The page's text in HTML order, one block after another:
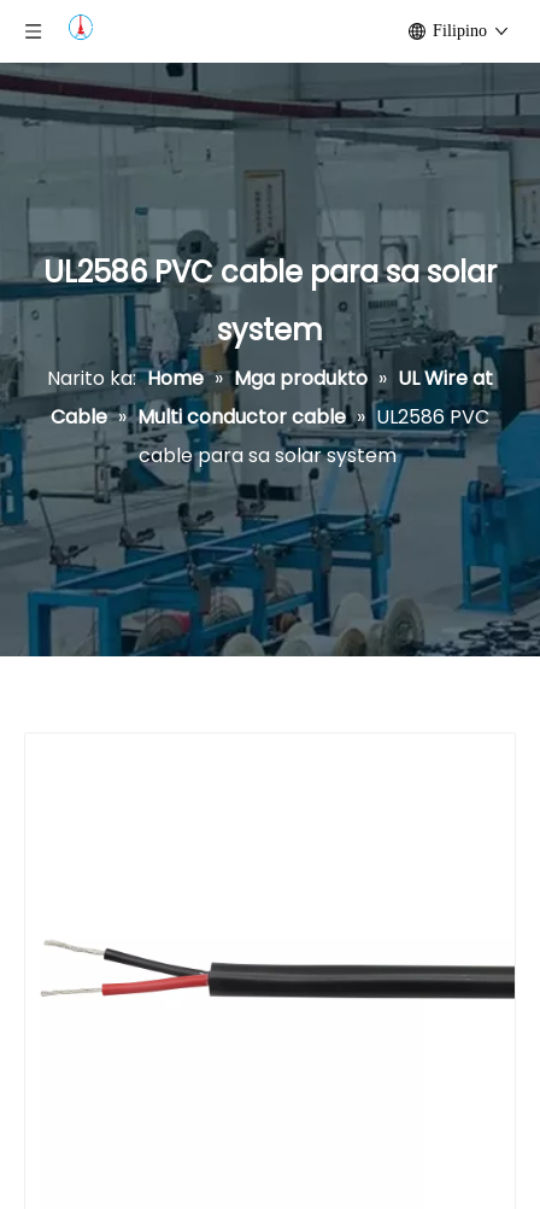
Filipino
UL2586 PVC cable para sa solar
system
Narito ka: Home » Mga produkto » UL Wire at
Cable » Multi conductor cable » UL2586 PVC
cable para sa solar system